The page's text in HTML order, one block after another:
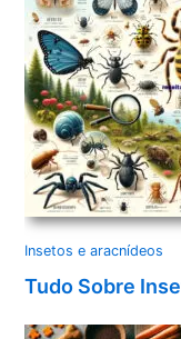
Insetos e aracnídeos
Tudo Sobre